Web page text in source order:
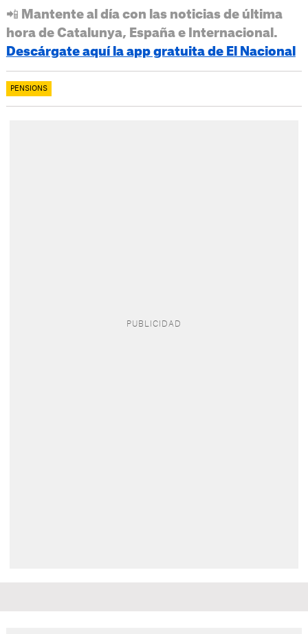
📲 Mantente al día con las noticias de última
hora de Catalunya, España e Internacional.
Descárgate aquí la app gratuita de El Nacional
PENSIONS